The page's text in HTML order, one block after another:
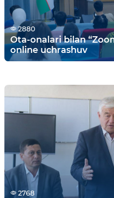
2880
Ota-onalari bilan
online uchrashuv
2768